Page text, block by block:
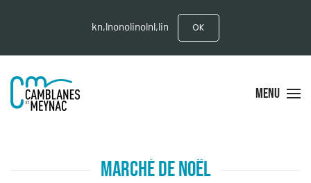
kn,lnonolinolnl,lin OK
MENU
MARCHÉ DE NOËL